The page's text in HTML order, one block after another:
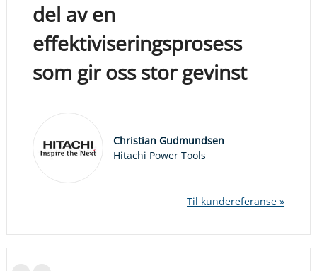
del av en
effektiviseringsprosess
som gir oss stor gevinst
Christian Gudmundsen
Hitachi Power Tools
Til kundereferanse »